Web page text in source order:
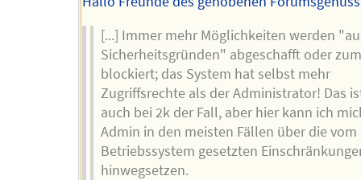
[...] Immer mehr Möglichkeiten werden
Sicherheitsgründen" abgeschafft oder
blockiert; das System hat selbst mehr
Zugriffsrechte als der Administrator! Das
auch bei 2k der Fall, aber hier kann ich
Admin in den meisten Fällen über die vom
Betriebssystem gesetzten
hinwegsetzen.